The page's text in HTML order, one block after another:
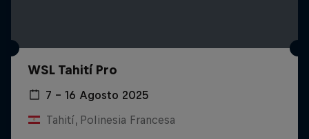
WSL Tahití Pro
7 – 16 Agosto 2025
Tahití, Polinesia Francesa